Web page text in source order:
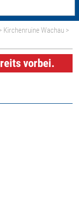
Kirchenruine Wachau >
vorbei.